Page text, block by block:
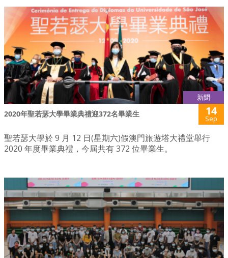
新聞
2020年聖若瑟大學畢業典禮迎372名畢業生 14
Sep
聖若瑟大學於 9 月 12 日(星期六)假澳門旅遊塔大禮堂舉行
2020 年度畢業典禮，今屆共有 372 位畢業生。